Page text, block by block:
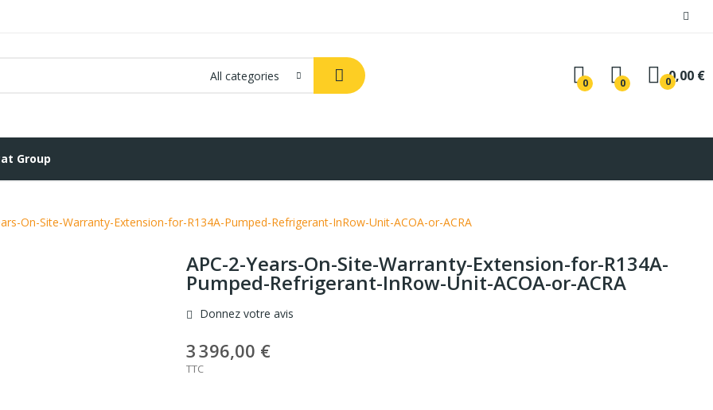
All categories 0 0 0,00 €
0
Group
On-Site-Warranty-Extension-for-R134A-Pumped-Refrigerant-InRow-Unit-ACOA-or-ACRA
APC-2-Years-On-Site-Warranty-Extension-for-R134A-
Pumped-Refrigerant-InRow-Unit-ACOA-or-ACRA
Donnez votre avis
3 396,00 €
TTC